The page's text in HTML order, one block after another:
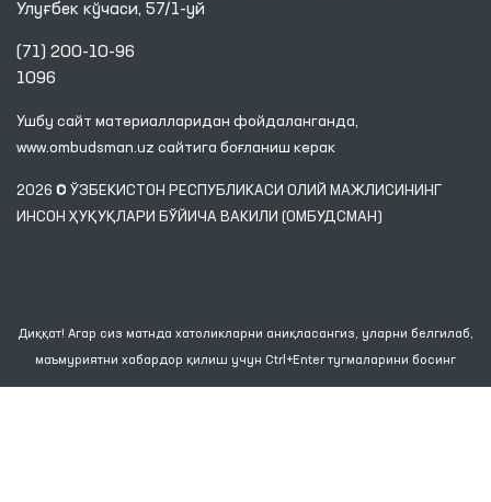
Улуғбек кўчаси, 57/1-уй
(71) 200-10-96
1096
Ушбу сайт материалларидан фойдаланганда,
www.ombudsman.uz сайтига боғланиш керак
2026 © ЎЗБЕКИСТОН РЕСПУБЛИКАСИ ОЛИЙ МАЖЛИСИНИНГ
ИНСОН ҲУҚУҚЛАРИ БЎЙИЧА ВАКИЛИ (ОМБУДСМАН)
Диққат! Агар сиз матнда хатоликларни аниқласангиз, уларни белгилаб,
маъмуриятни хабардор қилиш учун Ctrl+Enter тугмаларини босинг